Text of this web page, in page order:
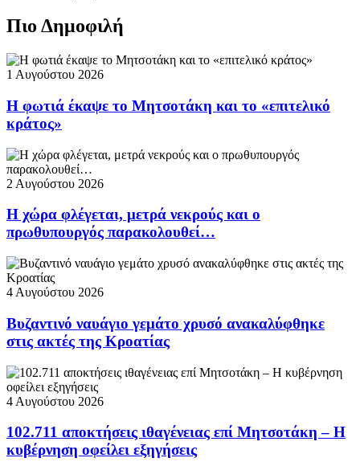
Πιο Δημοφιλή
1 Αυγούστου 2026
Η φωτιά έκαψε το Μητσοτάκη και το «επιτελικό
κράτος»
2 Αυγούστου 2026
Η χώρα φλέγεται, μετρά νεκρούς και ο
πρωθυπουργός παρακολουθεί…
4 Αυγούστου 2026
Βυζαντινό ναυάγιο γεμάτο χρυσό ανακαλύφθηκε
στις ακτές της Κροατίας
4 Αυγούστου 2026
102.711 αποκτήσεις ιθαγένειας επί Μητσοτάκη – Η
κυβέρνηση οφείλει εξηγήσεις